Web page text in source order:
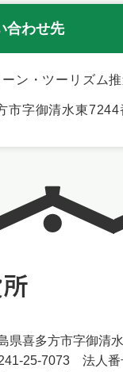
合わせ先
ーン・ツーリズム
市字御清水東7244
県喜多方市字御清
25-7073 法人番